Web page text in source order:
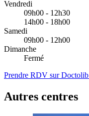
Vendredi
09h00 - 12h30
14h00 - 18h00
Samedi
09h00 - 12h00
Dimanche
Fermé
Prendre RDV sur Doctolib
Autres centres